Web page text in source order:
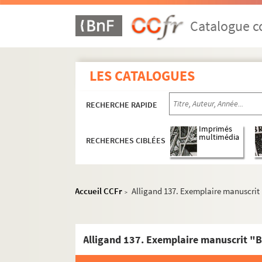
Catalogue
LES CATALOGUES
RECHERCHE RAPIDE
RECHERCHES CIBLÉES
Imprimés
multimédia
Accueil CCFr > Alligand 137. Exemplaire manuscrit
Alligand 137. Exemplaire manuscrit
Livres d'artiste
Livres d'artiste imprimés et exemplaires
Editions de l'Atelier Robert et Lydie
Editions Comme si
Editions Laure Matarasso
Editions La Balance
Editions L'Atelier du mot
Editions d'art FMA